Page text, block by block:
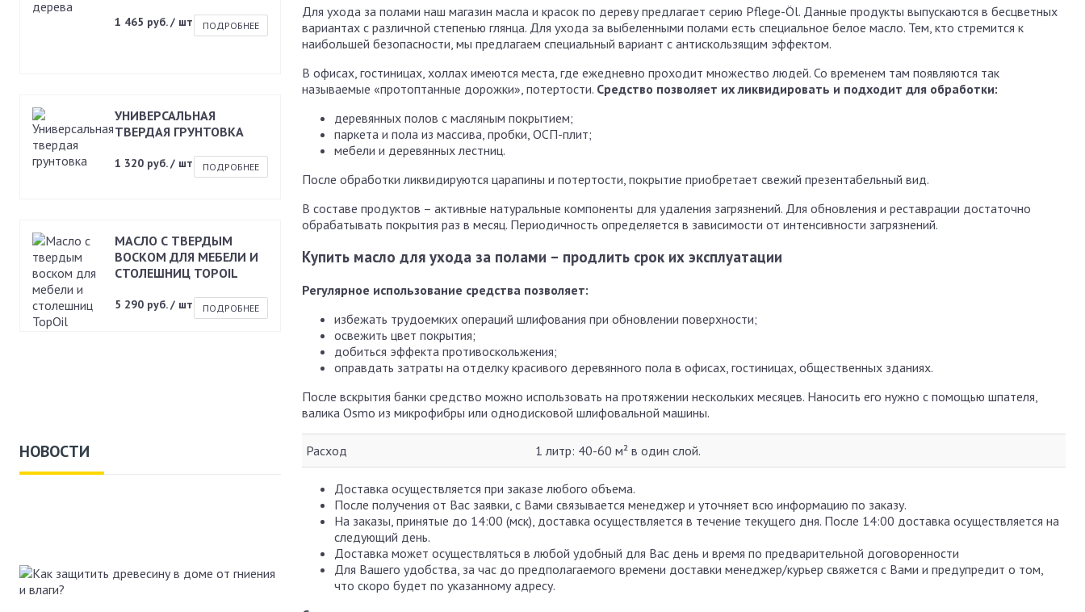
1 465 руб. / шт ПОДРОБНЕЕ
УНИВЕРСАЛЬНАЯ
ТВЕРДАЯ ГРУНТОВКА
1 320 руб. / шт ПОДРОБНЕЕ
МАСЛО С ТВЕРДЫМ
ВОСКОМ ДЛЯ МЕБЕЛИ И
СТОЛЕШНИЦ TOPOIL
5 290 руб. / шт ПОДРОБНЕЕ
НОВОСТИ
Для ухода за полами наш магазин масла и красок по дереву предлагает серию Pflege-Öl. Данные продукты выпускаются в бесцветных
вариантах с различной степенью глянца. Для ухода за выбеленными полами есть специальное белое масло. Тем, кто стремится к
наибольшей безопасности, мы предлагаем специальный вариант с антискользящим эффектом.
В офисах, гостиницах, холлах имеются места, где ежедневно проходит множество людей. Со временем там появляются так
называемые «протоптанные дорожки», потертости. Средство позволяет их ликвидировать и подходит для обработки:
деревянных полов с масляным покрытием;
паркета и пола из массива, пробки, ОСП-плит;
мебели и деревянных лестниц.
После обработки ликвидируются царапины и потертости, покрытие приобретает свежий презентабельный вид.
В составе продуктов – активные натуральные компоненты для удаления загрязнений. Для обновления и реставрации достаточно
обрабатывать покрытия раз в месяц. Периодичность определяется в зависимости от интенсивности загрязнений.
Купить масло для ухода за полами – продлить срок их эксплуатации
Регулярное использование средства позволяет:
избежать трудоемких операций шлифования при обновлении поверхности;
освежить цвет покрытия;
добиться эффекта противоскольжения;
оправдать затраты на отделку красивого деревянного пола в офисах, гостиницах, общественных зданиях.
После вскрытия банки средство можно использовать на протяжении нескольких месяцев. Наносить его нужно с помощью шпателя,
валика Osmo из микрофибры или однодисковой шлифовальной машины.
Расход 1 литр: 40-60 м² в один слой.
Доставка осуществляется при заказе любого объема.
После получения от Вас заявки, с Вами связывается менеджер и уточняет всю информацию по заказу.
На заказы, принятые до 14:00 (мск), доставка осуществляется в течение текущего дня. После 14:00 доставка осуществляется на
следующий день.
Доставка может осуществляться в любой удобный для Вас день и время по предварительной договоренности
Для Вашего удобства, за час до предполагаемого времени доставки менеджер/курьер свяжется с Вами и предупредит о том,
что скоро будет по указанному адресу.